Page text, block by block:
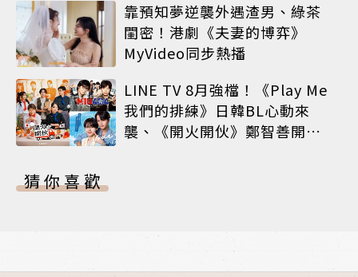
靠預知夢逆襲外遇渣男、綠茶
閨密！港劇《夫妻的博弈》
MyVideo同步熱播
LINE TV 8月強檔！《Play Me
我們的排練》日韓BL心動來
襲、《開火開伙》鄭智善開餐
猜你喜歡